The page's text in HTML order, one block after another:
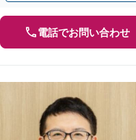
電話でお問い合わせ